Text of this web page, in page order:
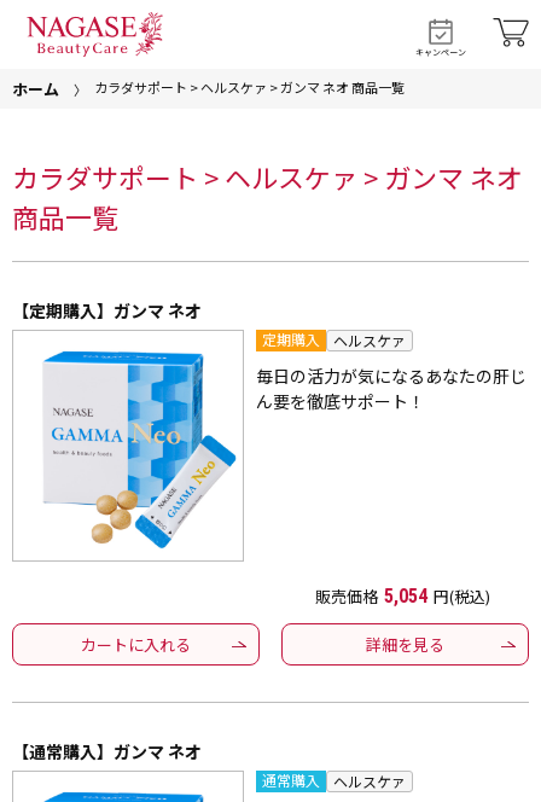
キャンペーン
ホーム カラダサポート > ヘルスケァ > ガンマ ネオ 商品一覧
カラダサポート > ヘルスケァ > ガンマ ネオ
商品一覧
【定期購入】ガンマ ネオ
定期購入 ヘルスケァ
毎日の活力が気になるあなたの肝じ
ん要を徹底サポート！
販売価格 5,054 円(税込)
カートに入れる 詳細を見る
【通常購入】ガンマ ネオ
通常購入 ヘルスケァ